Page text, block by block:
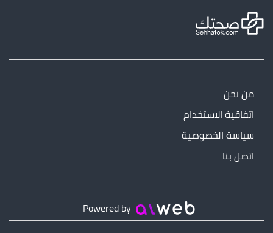
من نحن
اتفاقية الاستخدام
سياسة الخصوصية
اتصل بنا
Powered by